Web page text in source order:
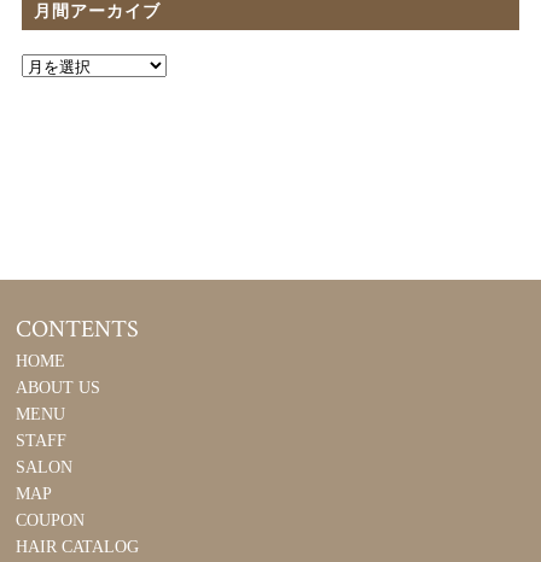
月間アーカイブ
CONTENTS
HOME
ABOUT US
MENU
STAFF
SALON
MAP
COUPON
HAIR CATALOG